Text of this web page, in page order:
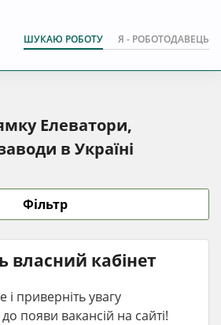
ШУКАЮ РОБОТУ Я - РОБОТОДАВЕЦЬ
Елеватори,
в Україні
Фільтр
власний кабінет
і приверніть увагу
появи вакансій на сайті!